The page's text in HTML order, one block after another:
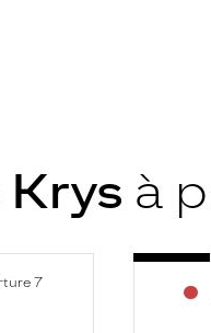
Krys à
7
Opticien
Voir